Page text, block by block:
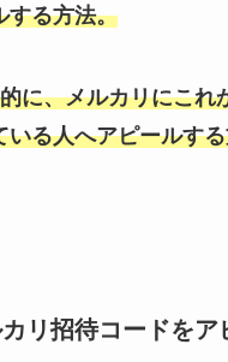
する方法。
に、メルカリにこれ
いる人へアピールす
リ招待コードをア